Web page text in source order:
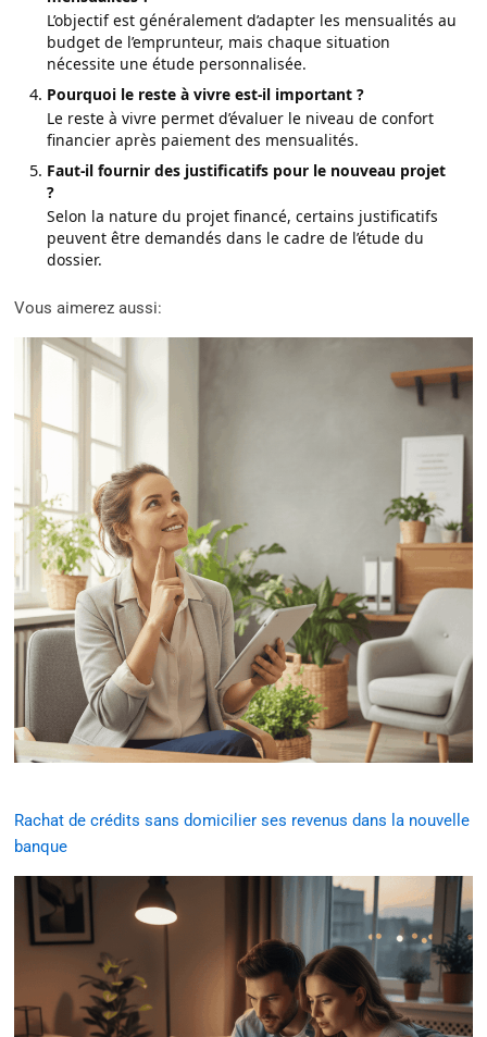
L’objectif est généralement d’adapter les mensualités au
budget de l’emprunteur, mais chaque situation
nécessite une étude personnalisée.
Pourquoi le reste à vivre est-il important ?
Le reste à vivre permet d’évaluer le niveau de confort
financier après paiement des mensualités.
Faut-il fournir des justificatifs pour le nouveau projet
?
Selon la nature du projet financé, certains justificatifs
peuvent être demandés dans le cadre de l’étude du
dossier.
Vous aimerez aussi:
Rachat de crédits sans domicilier ses revenus dans la nouvelle
banque